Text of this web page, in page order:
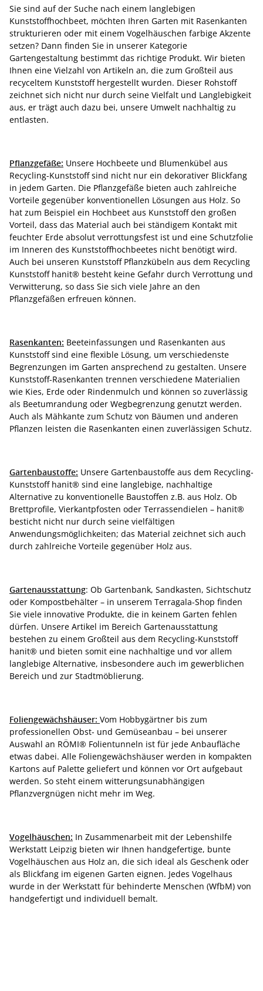
Sie sind auf der Suche nach einem langlebigen
Kunststoffhochbeet, möchten Ihren Garten mit Rasenkanten
strukturieren oder mit einem Vogelhäuschen farbige Akzente
setzen? Dann finden Sie in unserer Kategorie
Gartengestaltung bestimmt das richtige Produkt. Wir bieten
Ihnen eine Vielzahl von Artikeln an, die zum Großteil aus
recyceltem Kunststoff hergestellt wurden. Dieser Rohstoff
zeichnet sich nicht nur durch seine Vielfalt und Langlebigkeit
aus, er trägt auch dazu bei, unsere Umwelt nachhaltig zu
entlasten.
Pflanzgefäße: Unsere Hochbeete und Blumenkübel aus
Recycling-Kunststoff sind nicht nur ein dekorativer Blickfang
in jedem Garten. Die Pflanzgefäße bieten auch zahlreiche
Vorteile gegenüber konventionellen Lösungen aus Holz. So
hat zum Beispiel ein Hochbeet aus Kunststoff den großen
Vorteil, dass das Material auch bei ständigem Kontakt mit
feuchter Erde absolut verrottungsfest ist und eine Schutzfolie
im Inneren des Kunststoffhochbeetes nicht benötigt wird.
Auch bei unseren Kunststoff Pflanzkübeln aus dem Recycling
Kunststoff hanit® besteht keine Gefahr durch Verrottung und
Verwitterung, so dass Sie sich viele Jahre an den
Pflanzgefäßen erfreuen können.
Rasenkanten: Beeteinfassungen und Rasenkanten aus
Kunststoff sind eine flexible Lösung, um verschiedenste
Begrenzungen im Garten ansprechend zu gestalten. Unsere
Kunststoff-Rasenkanten trennen verschiedene Materialien
wie Kies, Erde oder Rindenmulch und können so zuverlässig
als Beetumrandung oder Wegbegrenzung genutzt werden.
Auch als Mähkante zum Schutz von Bäumen und anderen
Pflanzen leisten die Rasenkanten einen zuverlässigen Schutz.
Gartenbaustoffe: Unsere Gartenbaustoffe aus dem Recycling-
Kunststoff hanit® sind eine langlebige, nachhaltige
Alternative zu konventionelle Baustoffen z.B. aus Holz. Ob
Brettprofile, Vierkantpfosten oder Terrassendielen – hanit®
besticht nicht nur durch seine vielfältigen
Anwendungsmöglichkeiten; das Material zeichnet sich auch
durch zahlreiche Vorteile gegenüber Holz aus.
Gartenausstattung: Ob Gartenbank, Sandkasten, Sichtschutz
oder Kompostbehälter – in unserem Terragala-Shop finden
Sie viele innovative Produkte, die in keinem Garten fehlen
dürfen. Unsere Artikel im Bereich Gartenausstattung
bestehen zu einem Großteil aus dem Recycling-Kunststoff
hanit® und bieten somit eine nachhaltige und vor allem
langlebige Alternative, insbesondere auch im gewerblichen
Bereich und zur Stadtmöblierung.
Foliengewächshäuser: Vom Hobbygärtner bis zum
professionellen Obst- und Gemüseanbau – bei unserer
Auswahl an RÖMI® Folientunneln ist für jede Anbaufläche
etwas dabei. Alle Foliengewächshäuser werden in kompakten
Kartons auf Palette geliefert und können vor Ort aufgebaut
werden. So steht einem witterungsunabhängigen
Pflanzvergnügen nicht mehr im Weg.
Vogelhäuschen: In Zusammenarbeit mit der Lebenshilfe
Werkstatt Leipzig bieten wir Ihnen handgefertige, bunte
Vogelhäuschen aus Holz an, die sich ideal als Geschenk oder
als Blickfang im eigenen Garten eignen. Jedes Vogelhaus
wurde in der Werkstatt für behinderte Menschen (WfbM) von
handgefertigt und individuell bemalt.